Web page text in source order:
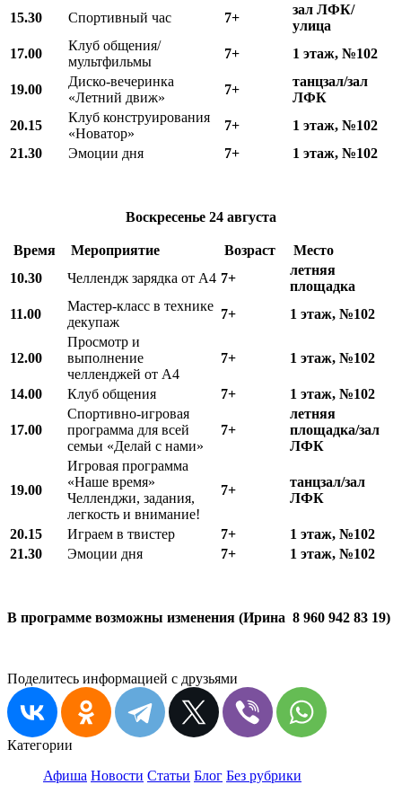
15.30
Спортивный час 7+
зал ЛФК/
улица
17.00
Клуб общения/
мультфильмы
7+ 1 этаж, №102
19.00
Диско-вечеринка
«Летний движ»
7+
танцзал/зал
ЛФК
20.15
Клуб конструирования
«Новатор»
7+
1 этаж, №102
21.30
Эмоции дня 7+ 1 этаж, №102
Воскресенье 24 августа
Время Мероприятие Возраст
Место
10.30 Челлендж зарядка от А4 7+
летняя
площадка
11.00
Мастер-класс в технике
декупаж
7+ 1 этаж, №102
12.00
Просмотр и
выполнение
челленджей от А4
7+ 1 этаж, №102
14.00 Клуб общения 7+ 1 этаж, №102
17.00
Спортивно-игровая
программа для всей
семьи «Делай с нами»
7+
летняя
площадка/зал
ЛФК
19.00
Игровая программа
«Наше время»
Челленджи, задания,
легкость и внимание!
7+
танцзал/зал
ЛФК
20.15 Играем в твистер 7+
1 этаж, №102
21.30
Эмоции дня 7+ 1 этаж, №102
В программе возможны изменения (Ирина 8 960 942 83 19)
Поделитесь информацией с друзьями
Категории
Афиша Новости Статьи Блог Без рубрики